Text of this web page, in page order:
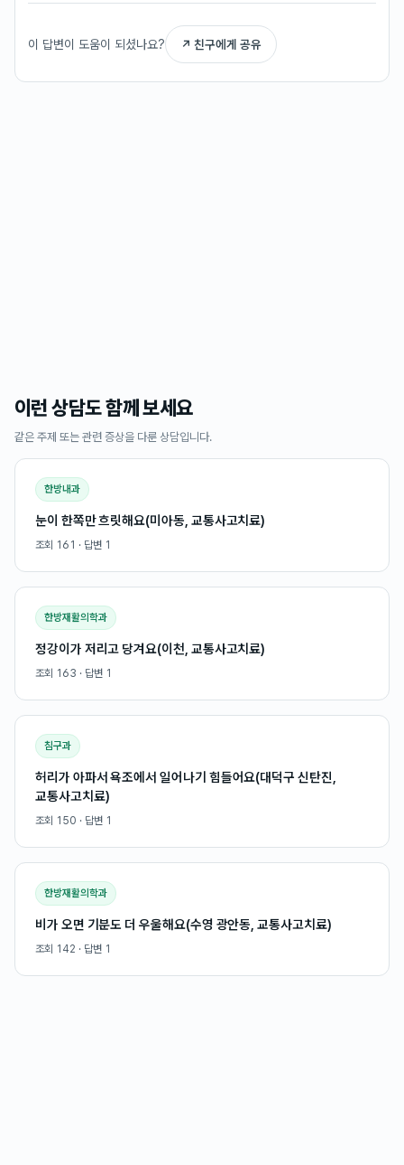
이 답변이 도움이 되셨나요? ↗ 친구에게 공유
이런 상담도 함께 보세요
같은 주제 또는 관련 증상을 다룬 상담입니다.
한방내과
눈이 한쪽만 흐릿해요(미아동, 교통사고치료)
조회 161 · 답변 1
한방재활의학과
정강이가 저리고 당겨요(이천, 교통사고치료)
조회 163 · 답변 1
침구과
허리가 아파서 욕조에서 일어나기 힘들어요(대덕구 신탄진,
교통사고치료)
조회 150 · 답변 1
한방재활의학과
비가 오면 기분도 더 우울해요(수영 광안동, 교통사고치료)
조회 142 · 답변 1